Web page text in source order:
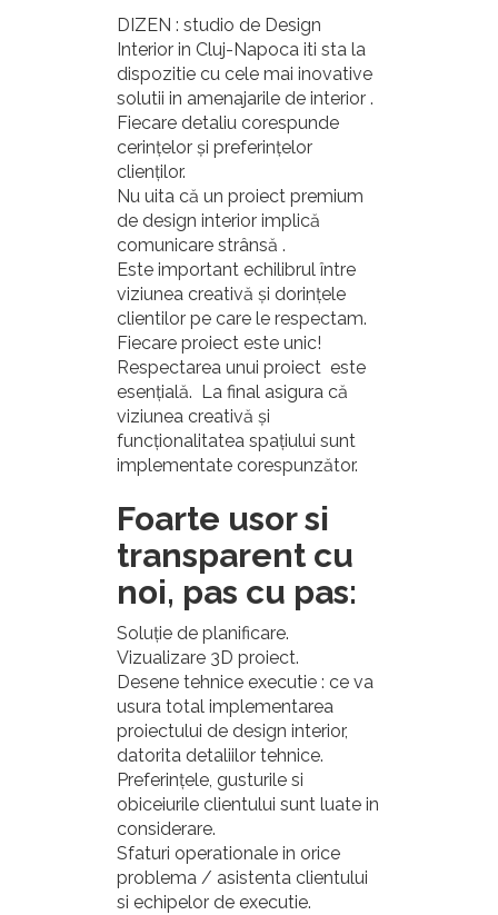
DIZEN : studio de Design
Interior in Cluj-Napoca iti sta la
dispozitie cu cele mai inovative
solutii in amenajarile de interior .
Fiecare detaliu corespunde
cerințelor și preferințelor
clienților.
Nu uita că un proiect premium
de design interior implică
comunicare strânsă .
Este important echilibrul între
viziunea creativă și dorințele
clientilor pe care le respectam.
Fiecare proiect este unic!
Respectarea unui proiect este
esențială. La final asigura că
viziunea creativă și
funcționalitatea spațiului sunt
implementate corespunzător.
Foarte usor si
transparent cu
noi, pas cu pas:
Soluție de planificare.
Vizualizare 3D proiect.
Desene tehnice executie : ce va
usura total implementarea
proiectului de design interior,
datorita detaliilor tehnice.
Preferințele, gusturile si
obiceiurile clientului sunt luate in
considerare.
Sfaturi operationale in orice
problema / asistenta clientului
si echipelor de executie.